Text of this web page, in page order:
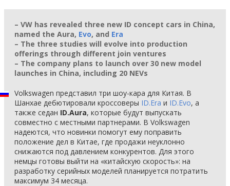
– VW has revealed three new ID concept cars in China,
named the Aura, Evo, and Era
– The three studies will evolve into production
offerings through different join ventures
– The company plans to launch over 30 new model
launches in China, including 20 NEVs
Volkswagen представил три шоу-кара для Китая. В
Шанхае дебютировали кроссоверы ID.Era и ID.Evo, а
также седан ID.Aura, которые будут выпускать
совместно с местными партнерами. В Volkswagen
надеются, что новинки помогут ему поправить
положение дел в Китае, где продажи неуклонно
снижаются под давлением конкурентов. Для этого
немцы готовы выйти на «китайскую скорость»: на
разработку серийных моделей планируется потратить
максимум 34 месяца.